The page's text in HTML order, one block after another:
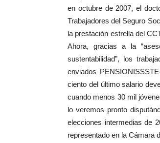
en octubre de 2007, el
Trabajadores del Seguro
la prestación estrella del
Ahora, gracias a la
sustentabilidad”, los
enviados
ciento del último salario
cuando menos 30 mil
lo veremos pronto
elecciones intermedias de
representado en la Cámara